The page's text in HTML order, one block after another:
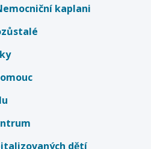
kaplani
dětí